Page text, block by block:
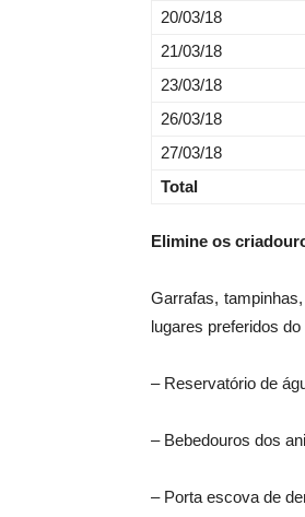
20/03/18
21/03/18
23/03/18
26/03/18
27/03/18
Total
Elimine os
Garrafas,
lugares preferidos
– Reservatório de
– Bebedouros dos
– Porta escova de